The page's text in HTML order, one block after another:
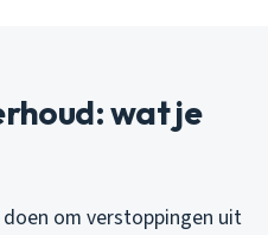
wat je
om verstoppingen uit